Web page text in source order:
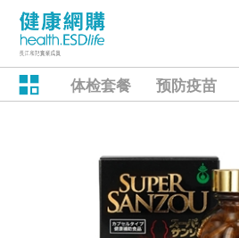
体检套餐 预防疫苗